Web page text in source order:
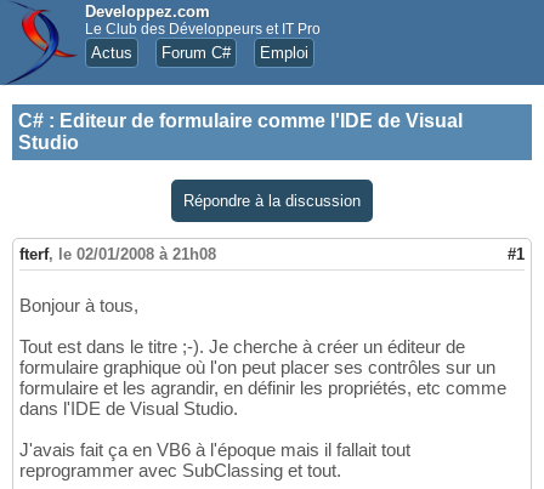
Developpez.com
Le Club des Développeurs et IT Pro
Actus Forum C# Emploi
C# : Editeur de formulaire comme l'IDE de Visual
Studio
Répondre à la discussion
fterf, le 02/01/2008 à 21h08 #1
Bonjour à tous,
Tout est dans le titre ;-). Je cherche à créer un éditeur de
formulaire graphique où l'on peut placer ses contrôles sur un
formulaire et les agrandir, en définir les propriétés, etc comme
dans l'IDE de Visual Studio.
J'avais fait ça en VB6 à l'époque mais il fallait tout
reprogrammer avec SubClassing et tout.